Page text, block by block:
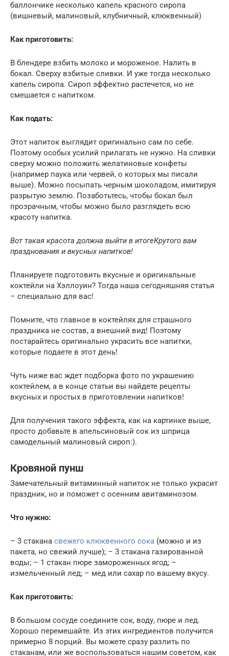
баллончике несколько капель красного сиропа
(вишневый, малиновый, клубничный, клюквенный)
Как приготовить:
В блендере взбить молоко и мороженое. Налить в
бокал. Сверху взбитые сливки. И уже тогда несколько
капель сиропа. Сироп эффектно растечется, но не
смешается с напитком.
Как подать:
Этот напиток выглядит оригинально сам по себе.
Поэтому особых усилий прилагать не нужно. На сливки
сверху можно положить желатиновые конфеты
(например паука или червей, о которых мы писали
выше). Можно посыпать черным шоколадом, имитируя
разрытую землю. Позаботьтесь, чтобы бокал был
прозрачным, чтобы можно было разглядеть всю
красоту напитка.
Вот такая красота должна выйти в итогеКрутого вам
празднования и вкусных напитков!
Планируете подготовить вкусные и оригинальные
коктейли на Хэллоуин? Тогда наша сегодняшняя статья
– специально для вас!
Помните, что главное в коктейлях для страшного
праздника не состав, а внешний вид! Поэтому
постарайтесь оригинально украсить все напитки,
которые подаете в этот день!
Чуть ниже вас ждет подборка фото по украшению
коктейлем, а в конце статьи вы найдете рецепты
вкусных и простых в приготовлении напитков!
Для получения такого эффекта, как на картинке выше,
просто добавьте в апельсиновый сок из шприца
самодельный малиновый сироп:).
Кровяной пунш
Замечательный витаминный напиток не только украсит
праздник, но и поможет с осенним авитаминозом.
Что нужно:
– 3 стакана свежего клюквенного сока (можно и из
пакета, но свежий лучше); – 3 стакана газированной
воды; – 1 стакан пюре замороженных ягод; –
измельченный лед; – мед или сахар по вашему вкусу.
Как приготовить:
В большом сосуде соедините сок, воду, пюре и лед.
Хорошо перемешайте. Из этих ингредиентов получится
примерно 8 порций. Вы можете сразу разлить по
стаканам, или же воспользоваться нашим советом, как